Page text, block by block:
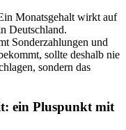
Monatsgehalt wirkt auf
Deutschland.
Sonderzahlungen und
sollte deshalb nie
sondern das
ein Pluspunkt mit